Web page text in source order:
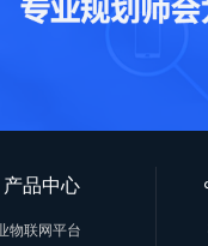
产品中心
物联网平台